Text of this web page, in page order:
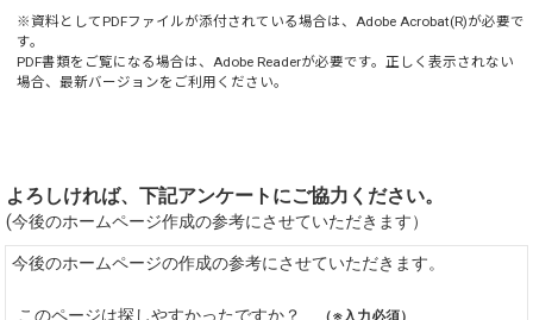
※資料としてPDFファイルが添付されている場合は、Adobe Acrobat(R)が必要で
す。
PDF書類をご覧になる場合は、Adobe Readerが必要です。正しく表示されない
場合、最新バージョンをご利用ください。